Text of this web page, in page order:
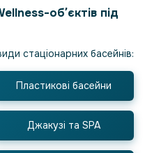
обʼєктів під
стаціонарних басейнів:
Пластикові басейни
Джакузі та SPA